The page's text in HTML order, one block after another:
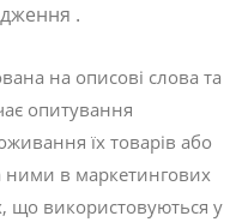
.
на описові слова та
опитування
їх товарів або
ними в маркетингових
що використовуються у